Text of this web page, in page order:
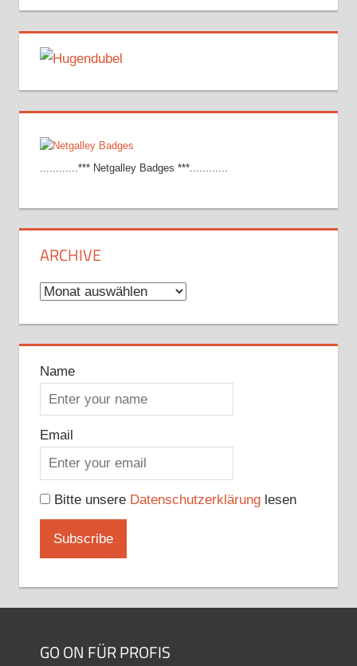
............*** Netgalley Badges ***............
ARCHIVE
Archive
Name
Email
Bitte unsere Datenschutzerklärunglesen
GO ON FÜR PROFIS